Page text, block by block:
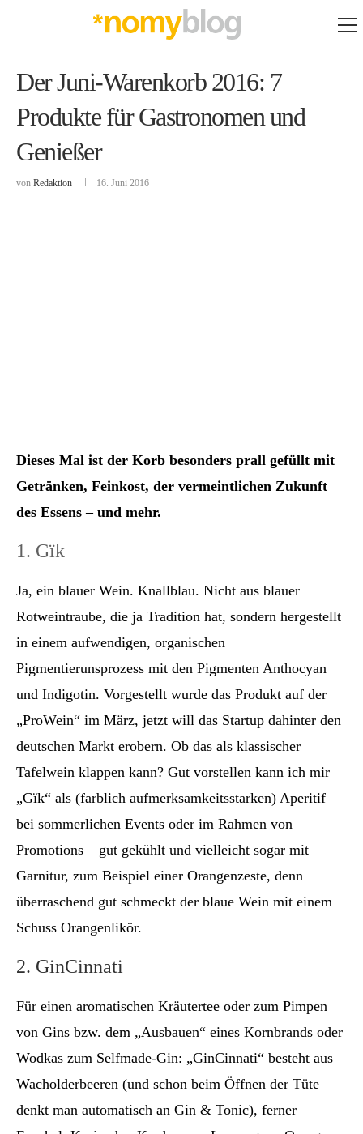
Der Juni-Warenkorb 2016: 7
Produkte für Gastronomen und
Genießer
von Redaktion 16. Juni 2016
Dieses Mal ist der Korb besonders prall gefüllt mit
Getränken, Feinkost, der vermeintlichen Zukunft
des Essens – und mehr.
1. Gïk
Ja, ein blauer Wein. Knallblau. Nicht aus blauer
Rotweintraube, die ja Tradition hat, sondern hergestellt
in einem aufwendigen, organischen
Pigmentierunsprozess mit den Pigmenten Anthocyan
und Indigotin. Vorgestellt wurde das Produkt auf der
„ProWein“ im März, jetzt will das Startup dahinter den
deutschen Markt erobern. Ob das als klassischer
Tafelwein klappen kann? Gut vorstellen kann ich mir
„Gïk“ als (farblich aufmerksamkeitsstarken) Aperitif
bei sommerlichen Events oder im Rahmen von
Promotions – gut gekühlt und vielleicht sogar mit
Garnitur, zum Beispiel einer Orangenzeste, denn
überraschend gut schmeckt der blaue Wein mit einem
Schuss Orangenlikör.
2. GinCinnati
Für einen aromatischen Kräutertee oder zum Pimpen
von Gins bzw. dem „Ausbauen“ eines Kornbrands oder
Wodkas zum Selfmade-Gin: „GinCinnati“ besteht aus
Wacholderbeeren (und schon beim Öffnen der Tüte
denkt man automatisch an Gin & Tonic), ferner